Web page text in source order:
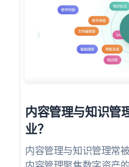
内容管理与知识管
业？
内容管理与知识管理常